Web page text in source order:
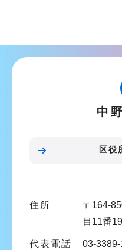
ゲ
ま
中
区役
住所
〒164-
目11番
代表電話 03-3389-